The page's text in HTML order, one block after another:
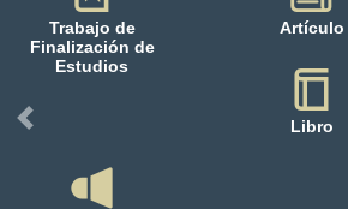
Trabajo de
Finalización de
Estudios
Artículo
Libro
Previous